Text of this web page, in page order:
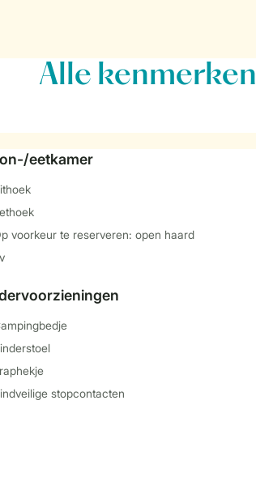
Alle kenmerken
eetkamer
voorkeur te reserveren: open haard
stopcontacten